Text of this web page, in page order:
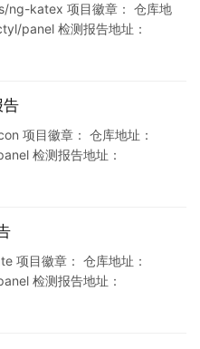
ng-katex 项目徽章： 仓库地
panel 检测报告地址：
告由Murphyse…
告
项目徽章： 仓库地址：
检测报告地址：
报告由Murphysec提供 漏洞…
项目徽章： 仓库地址：
检测报告地址：
报告由Murphysec提供 漏洞